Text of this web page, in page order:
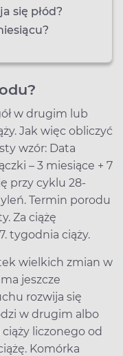
się płód?
w drugim lub
Jak więc obliczyć
wzór: Data
– 3 miesiące + 7
przy cyklu 28-
Termin porodu
Za ciążę
tygodnia ciąży.
wielkich zmian w
jeszcze
rozwija się
w drugim albo
liczonego od
Komórka